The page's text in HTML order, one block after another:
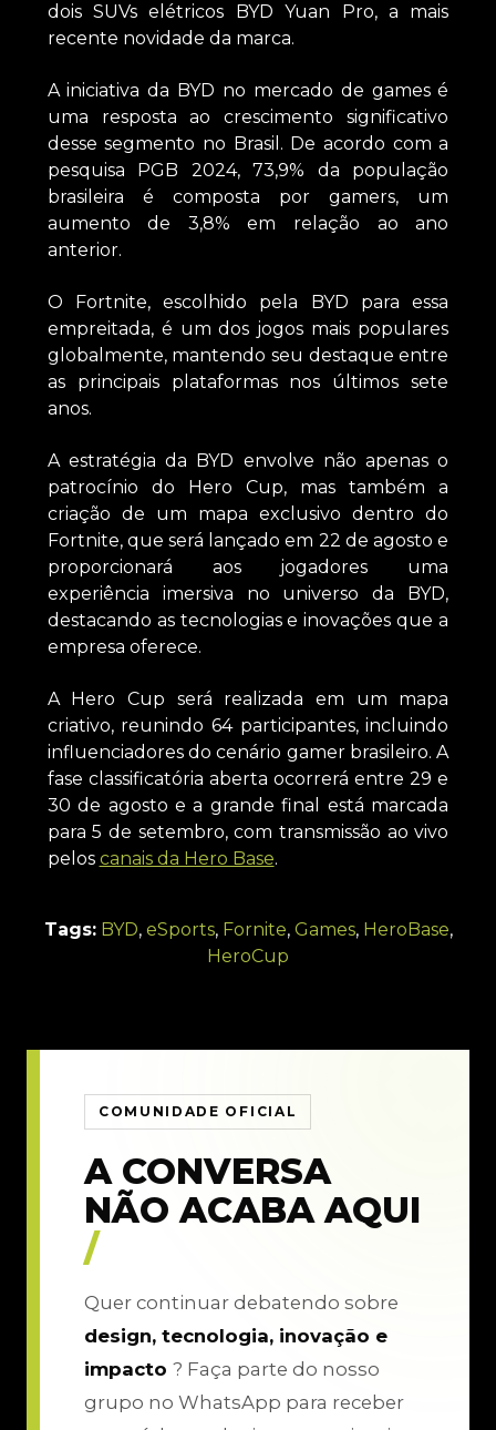
dois SUVs elétricos BYD Yuan Pro, a mais
recente novidade da marca.
A iniciativa da BYD no mercado de games é
uma resposta ao crescimento significativo
desse segmento no Brasil. De acordo com a
pesquisa PGB 2024, 73,9% da população
brasileira é composta por gamers, um
aumento de 3,8% em relação ao ano
anterior.
O Fortnite, escolhido pela BYD para essa
empreitada, é um dos jogos mais populares
globalmente, mantendo seu destaque entre
as principais plataformas nos últimos sete
anos.
A estratégia da BYD envolve não apenas o
patrocínio do Hero Cup, mas também a
criação de um mapa exclusivo dentro do
Fortnite, que será lançado em 22 de agosto e
proporcionará aos jogadores uma
experiência imersiva no universo da BYD,
destacando as tecnologias e inovações que a
empresa oferece.
A Hero Cup será realizada em um mapa
criativo, reunindo 64 participantes, incluindo
influenciadores do cenário gamer brasileiro. A
fase classificatória aberta ocorrerá entre 29 e
30 de agosto e a grande final está marcada
para 5 de setembro, com transmissão ao vivo
pelos canais da Hero Base.
Tags: BYD, eSports, Fornite, Games, HeroBase,
HeroCup
COMUNIDADE OFICIAL
A CONVERSA
NÃO ACABA AQUI
/
Quer continuar debatendo sobre
design, tecnologia, inovação e
impacto ? Faça parte do nosso
grupo no WhatsApp para receber